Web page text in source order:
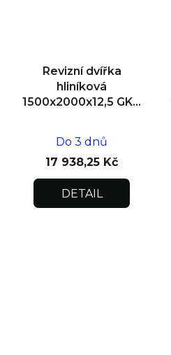
Revizní dvířka
hliníková
1500x2000x12,5 GKB
Do 3 dnů
17 938,25 Kč
DETAIL